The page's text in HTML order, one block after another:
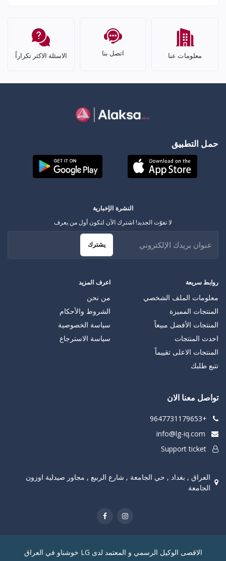
معلومات عنا اتصل بنا الاسئلة الاكثر تكراراً
حمل التطبيق
روابط سريعة
معلومات الملف الشخصي
المنتجات المميزة
المنتجات الأفضل مبيعاً
احدث المنتجات
المنتجات الاعلى تقييماً
تتبع طلبك
اعرف المزيد
من نحن
الشروط والأحكام
سياسة الخصوصية
سياسة الاسترجاع
النشرة الإخبارية
لا تفوّت الجديد! اشترك الآن لتكون أول من يعرف
يشترك
تواصل معنا الان
+9647731179653
العراق , بغداد , حي الجامعة , شارع الربيع , مجاور صيدلية اوزون
الجامعة
الاقصى الوكيل الرسمي و المعتمد لدى LG خوشناو في العراق